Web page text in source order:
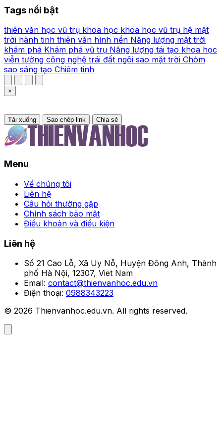
Tags nổi bật
thiên văn học vũ trụ khoa học khoa học vũ trụ hệ mặt
trời hành tinh thiên văn hình nền Năng lượng mặt trời
khám phá Khám phá vũ trụ Năng lượng tái tạo khoa học
viễn tưởng công nghệ trái đất ngôi sao mặt trời Chòm
sao sáng tạo Chiêm tinh
×
Tải xuống Sao chép link Chia sẻ
Menu
Về chúng tôi
Liên hệ
Câu hỏi thường gặp
Chính sách bảo mật
Điều khoản và điều kiện
Liên hệ
Số 21 Cao Lỗ, Xã Uy Nỗ, Huyện Đông Anh, Thành
phố Hà Nội, 12307, Viet Nam
Email: contact@thienvanhoc.edu.vn
Điện thoại: 0988343223
© 2026 Thienvanhoc.edu.vn. All rights reserved.